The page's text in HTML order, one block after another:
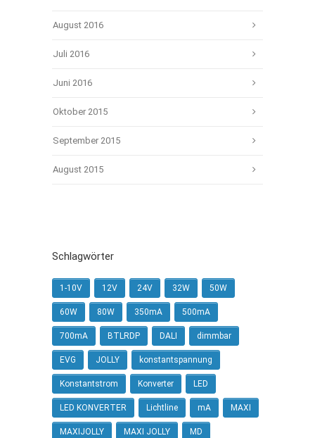
August 2016
Juli 2016
Juni 2016
Oktober 2015
September 2015
August 2015
Schlagwörter
1-10V 12V 24V 32W 50W
60W 80W 350mA 500mA
700mA BTLRDP DALI dimmbar
EVG JOLLY konstantspannung
Konstantstrom Konverter LED
LED KONVERTER Lichtline mA MAXI
MAXIJOLLY MAXI JOLLY MD